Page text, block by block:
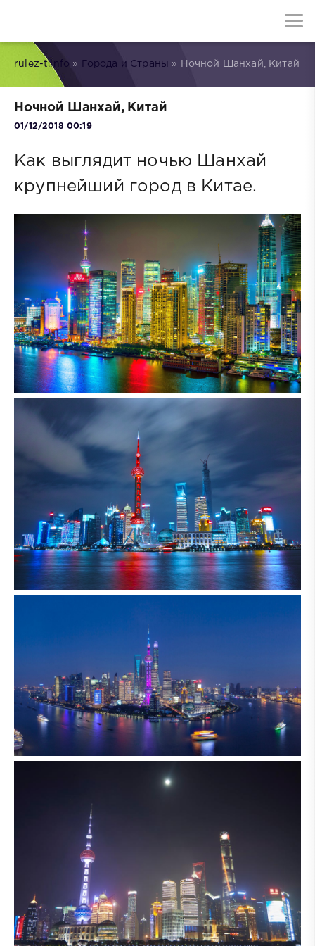
rulez-t.info » Города и Страны » Ночной Шанхай, Китай
Ночной Шанхай, Китай
01/12/2018 00:19
Как выглядит ночью Шанхай
крупнейший город в Китае.